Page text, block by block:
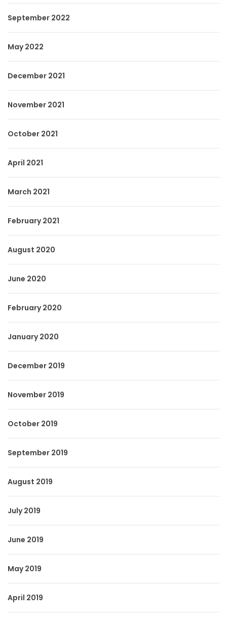
September 2022
May 2022
December 2021
November 2021
October 2021
April 2021
March 2021
February 2021
August 2020
June 2020
February 2020
January 2020
December 2019
November 2019
October 2019
September 2019
August 2019
July 2019
June 2019
May 2019
April 2019